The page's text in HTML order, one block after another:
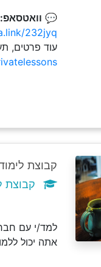
💬 וואטסאפ:
232jyq
עוד פרטים,
קבוצת
קבוצת
למד/י עם
אתה יכול